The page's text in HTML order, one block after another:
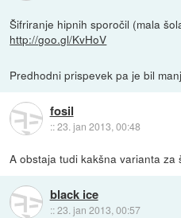
Šifriranje hipnih sporočil (mala
http://goo.gl/KvHoV
Predhodni prispevek pa je bil
fosil
::23. jan 2013, 00:48
A obstaja tudi kakšna varianta za
black ice
::23. jan 2013, 00:57